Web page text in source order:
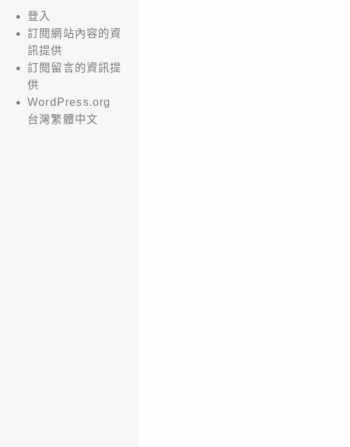
登入
訂閱網站內容的資
訊提供
訂閱留言的資訊提
供
WordPress.org
台灣繁體中文